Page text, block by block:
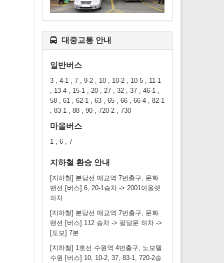
대중교통 안내
일반버스
3 , 4-1 , 7 , 9-2 , 10 , 10-2 , 10-5 , 11-1
, 13-4 , 15-1 , 20 , 27 , 32 , 37 , 46-1 ,
58 , 61 , 62-1 , 63 , 65 , 66 , 66-4 , 82-1
, 83-1 , 88 , 90 , 720-2 , 730
마을버스
1 , 6 , 7
지하철 환승 안내
[지하철] 분당선 매교역 7번출구, 문화
맨션 [버스] 6, 20-1승차 -> 2001아울렛
하차
[지하철] 분당선 매교역 7번출구, 문화
맨션 [버스] 112 승차 -> 팔달문 하차 ->
[도보] 7분
[지하철] 1호선 수원역 4번출구, 노보텔
수원 [버스] 10, 10-2, 37, 83-1, 720-2승